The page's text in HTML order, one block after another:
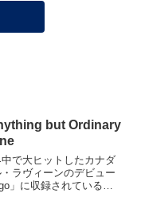
but Ordinary
で大ヒットしたカナダ
ラヴィーンのデビュー
」に収録されている曲